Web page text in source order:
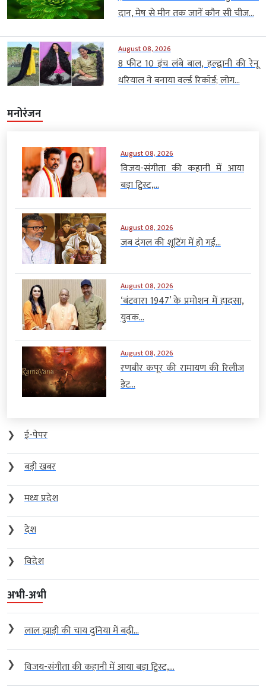
दान, मेष से मीन तक जानें कौन सी चीज...
August 08, 2026
8 फीट 10 इंच लंबे बाल, हल्द्वानी की रेनू
धरियाल ने बनाया वर्ल्ड रिकॉर्ड; लोग...
मनोरंजन
August 08, 2026
विजय-संगीता की कहानी में आया
बड़ा ट्विस्ट,...
August 08, 2026
जब दंगल की शूटिंग में हो गई...
August 08, 2026
‘बंटवारा 1947’ के प्रमोशन में हादसा,
युवक...
August 08, 2026
रणबीर कपूर की रामायण की रिलीज
डेट...
❯
ई-पेपर
❯
बड़ी खबर
❯
मध्य प्रदेश
❯
देश
❯
विदेश
अभी-अभी
❯ लाल झाड़ी की चाय दुनिया में बढ़ी...
❯ विजय-संगीता की कहानी में आया बड़ा ट्विस्ट,...